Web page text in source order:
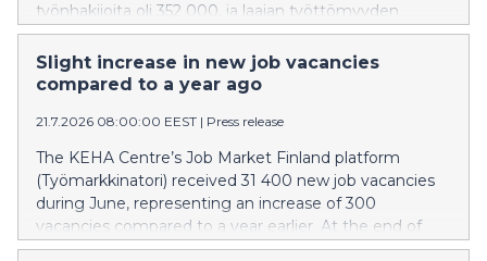
työnhakijoita oli 352 000, ja laajan työttömyyden
piirissä oli 416 200 henkilöä. Tiedot perustuvat
Työllisyys-, kehittämis- ja hallintokeskuksen (KEHA-
keskus) Työllisyyskatsaukseen.
Slight increase in new job vacancies
compared to a year ago
21.7.2026 08:00:00 EEST | Press release
The KEHA Centre’s Job Market Finland platform
(Työmarkkinatori) received 31 400 new job vacancies
during June, representing an increase of 300
vacancies compared to a year earlier. At the end of
the month, there were 352,000 unemployed